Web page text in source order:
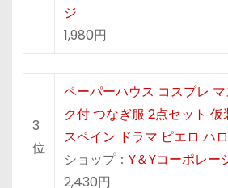
ジ
1,980円
3
位
ペーパーハウス コスプレ
ク付 つなぎ服 2点セット
スペイン ドラマ ピエロ ハ
ショップ： Y＆Yコーポレー
2,430円